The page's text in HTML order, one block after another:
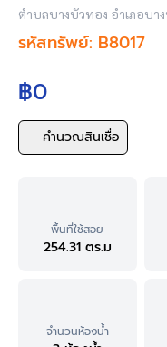
ตำบลบางบัวทอง อำเภอบา
รหัสทรัพย์: B8017
฿0
คำนวณสินเชื่อ
พื้นที่ใช้สอย
254.31 ตร.ม
จำนวนห้องน้ำ